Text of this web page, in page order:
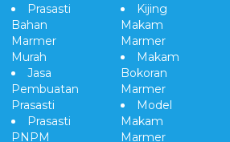
Prasasti
Bahan
Marmer
Murah
Jasa
Pembuatan
Prasasti
Prasasti
PNPM
Kijing
Makam
Marmer
Makam
Bokoran
Marmer
Model
Makam
Marmer